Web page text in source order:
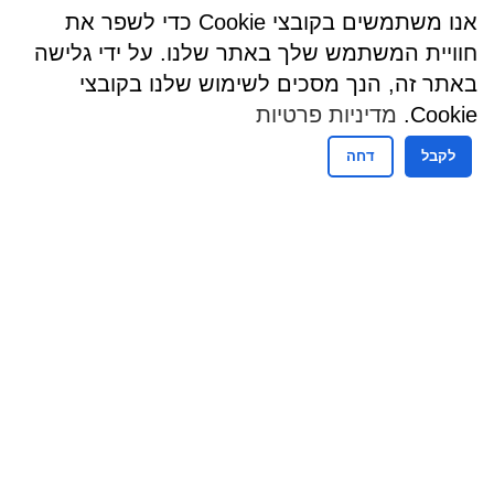
אנו משתמשים בקובצי Cookie כדי לשפר את
חוויית המשתמש שלך באתר שלנו. על ידי גלישה
באתר זה, הנך מסכים לשימוש שלנו בקובצי
Cookie.
מדיניות פרטיות
לקבל דחה